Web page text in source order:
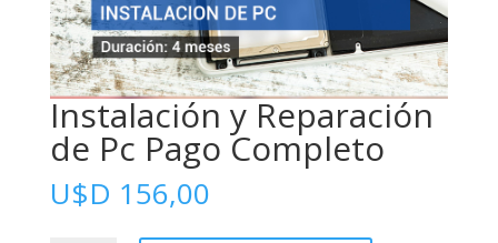
Instalación y Reparación
de Pc Pago Completo
U$D 156,00